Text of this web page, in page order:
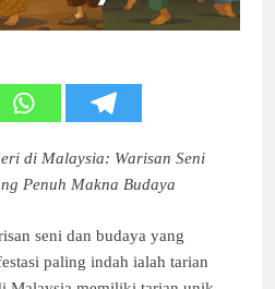
di Malaysia: Warisan Seni
Penuh Makna Budaya
seni dan budaya yang
paling indah ialah tarian